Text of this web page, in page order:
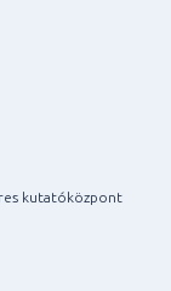
kutatóközpont